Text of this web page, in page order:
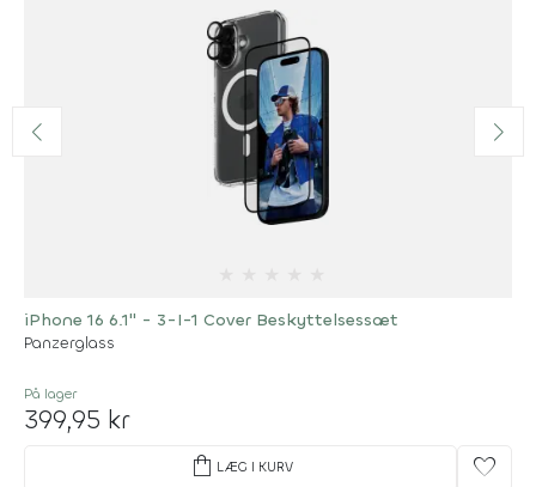
iPhone 16 6.1'' - 3-I-1 Cover Beskyttelsessæt
Panzerglass
På lager
399,95 kr
shopping_bag LÆG I KURV favorite